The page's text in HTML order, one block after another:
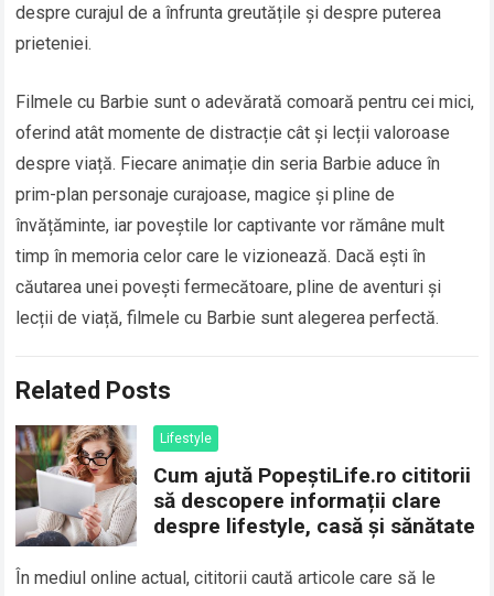
despre curajul de a înfrunta greutățile și despre puterea
prieteniei.
Filmele cu Barbie sunt o adevărată comoară pentru cei mici,
oferind atât momente de distracție cât și lecții valoroase
despre viață. Fiecare animație din seria Barbie aduce în
prim-plan personaje curajoase, magice și pline de
învățăminte, iar poveștile lor captivante vor rămâne mult
timp în memoria celor care le vizionează. Dacă ești în
căutarea unei povești fermecătoare, pline de aventuri și
lecții de viață, filmele cu Barbie sunt alegerea perfectă.
Related Posts
Lifestyle
Cum ajută PopeștiLife.ro cititorii
să descopere informații clare
despre lifestyle, casă și sănătate
În mediul online actual, cititorii caută articole care să le